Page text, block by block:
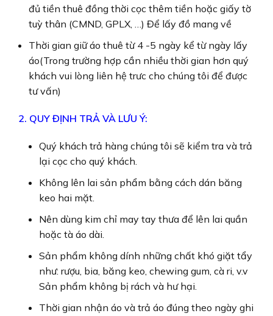
đủ tiền thuê đồng thời cọc thêm tiền hoặc giấy tờ
tuỳ thân (CMND, GPLX, …) Để lấy đồ mang về
Thời gian giữ áo thuê từ 4 -5 ngày kể từ ngày lấy
áo(Trong trường hợp cần nhiều thời gian hơn quý
khách vui lòng liên hệ trưc cho chúng tôi để được
tư vấn)
2. QUY ĐỊNH TRẢ VÀ LƯU Ý:
Quý khách trả hàng chúng tôi sẽ kiểm tra và trả
lại cọc cho quý khách.
Không lên lai sản phẩm bằng cách dán băng
keo hai mặt.
Nên dùng kim chỉ may tay thưa để lên lai quần
hoặc tà áo dài.
Sản phẩm không dính những chất khó giặt tẩy
như: rượu, bia, băng keo, chewing gum, cà ri, v.v
Sản phẩm không bị rách và hư hại.
Thời gian nhận áo và trả áo đúng theo ngày ghi